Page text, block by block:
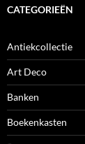
CATEGORIEËN
Antiekcollectie
Art Deco
Banken
Boekenkasten